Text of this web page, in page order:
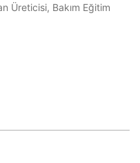
Üreticisi, Bakım Eğitim